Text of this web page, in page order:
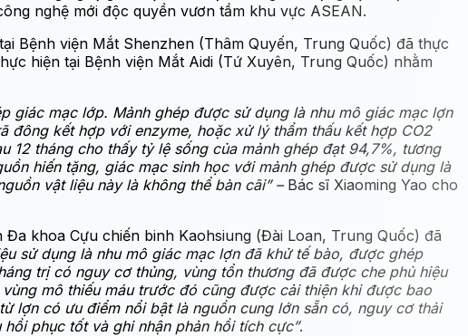
nghệ mới độc quyền vươn tầm khu vực ASEAN.
Bệnh viện Mắt Shenzhen (Thâm Quyến, Trung Quốc) đã thực
hiện tại Bệnh viện Mắt Aidi (Tứ Xuyên, Trung Quốc) nhằm
giác mạc lớp. Mảnh ghép được sử dụng là nhu mô giác mạc lợn
đông kết hợp với enzyme, hoặc xử lý thẩm thấu kết hợp CO2
12 tháng cho thấy tỷ lệ sống của mảnh ghép đạt 94,7%, tương
hiến tặng, giác mạc sinh học với mảnh ghép được sử dụng là
vật liệu này là không thể bàn cãi” – Bác sĩ Xiaoming Yao cho
khoa Cựu chiến binh Kaohsiung (Đài Loan, Trung Quốc) đã
sử dụng là nhu mô giác mạc lợn đã khử tế bào, được ghép
trị có nguy cơ thủng, vùng tổn thương đã được che phủ hiệu
mô thiếu máu trước đó cũng được cải thiện khi được bao
lợn có ưu điểm nổi bật là nguồn cung lớn sẵn có, nguy cơ thải
phục tốt và ghi nhận phản hồi tích cực”.